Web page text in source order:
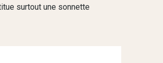
surtout une sonnette